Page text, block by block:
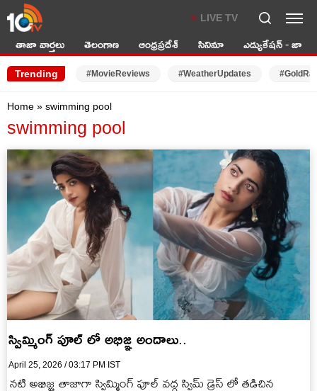
LIVE TV
తాజా వార్తలు తెలంగాణ ఆంధ్రప్రదేశ్ సినిమా ఎడ్యుకేషన్ - జాబ్స్
Trending #MovieReviews #WeatherUpdates
Home » swimming pool
swimming pool
స్విమ్మింగ్ పూల్ లో అభిజ్ఞ అందాలు..
April 25, 2026 / 03:17 PM IST
నటి అభిజ్ఞ తాజాగా స్విమ్మింగ్ పూల్ వద్ద స్విమ్ డ్రెస్ లో తడిచిన